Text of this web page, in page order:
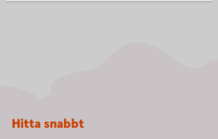
Sidfot
Hitta snabbt